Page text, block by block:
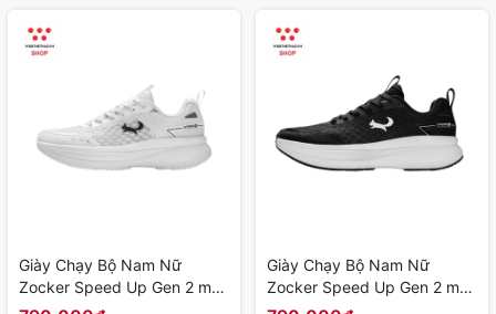
Giày Chạy Bộ Nam Nữ
Zocker Speed Up Gen 2 màu
"Trắng" Z-SU-G2-02 - Hàng
Giày Chạy Bộ Nam Nữ
Zocker Speed Up Gen 2 màu
"Đen" Z-SU-G2-01 - Hàng